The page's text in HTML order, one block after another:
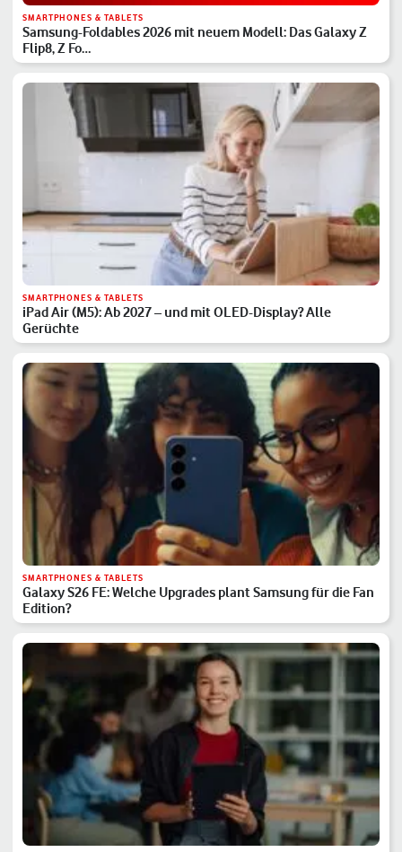
SMARTPHONES & TABLETS
Samsung-Foldables 2026 mit neuem Modell: Das Galaxy Z
Flip8, Z Fo…
SMARTPHONES & TABLETS
iPad Air (M5): Ab 2027 – und mit OLED-Display? Alle
Gerüchte
SMARTPHONES & TABLETS
Galaxy S26 FE: Welche Upgrades plant Samsung für die Fan
Edition?